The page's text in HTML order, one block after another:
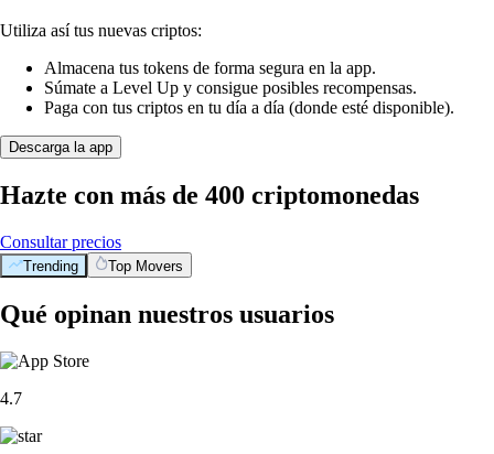
Utiliza así tus nuevas criptos:
Almacena tus tokens de forma segura en la app.
Súmate a Level Up y consigue posibles recompensas.
Paga con tus criptos en tu día a día (donde esté disponible).
Descarga la app
Hazte con más de 400 criptomonedas
Consultar precios
Trending Top Movers
Qué opinan nuestros usuarios
4.7